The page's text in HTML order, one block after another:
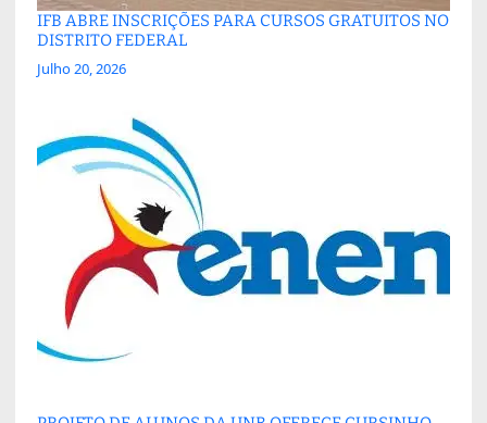
IFB ABRE INSCRIÇÕES PARA CURSOS GRATUITOS NO
DISTRITO FEDERAL
Julho 20, 2026